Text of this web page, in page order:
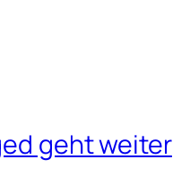
geht weiter